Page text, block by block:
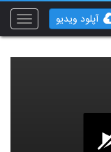
Toggle
آپلود ویدیو